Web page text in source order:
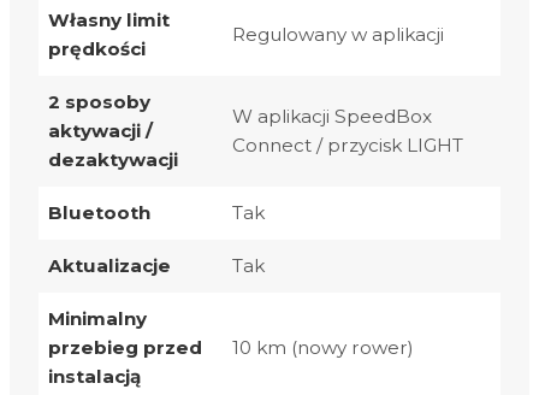
Własny limit
prędkości
Regulowany w aplikacji
2 sposoby
aktywacji /
dezaktywacji
W aplikacji SpeedBox
Connect / przycisk LIGHT
Bluetooth Tak
Aktualizacje Tak
Minimalny
przebieg przed
instalacją
10 km (nowy rower)